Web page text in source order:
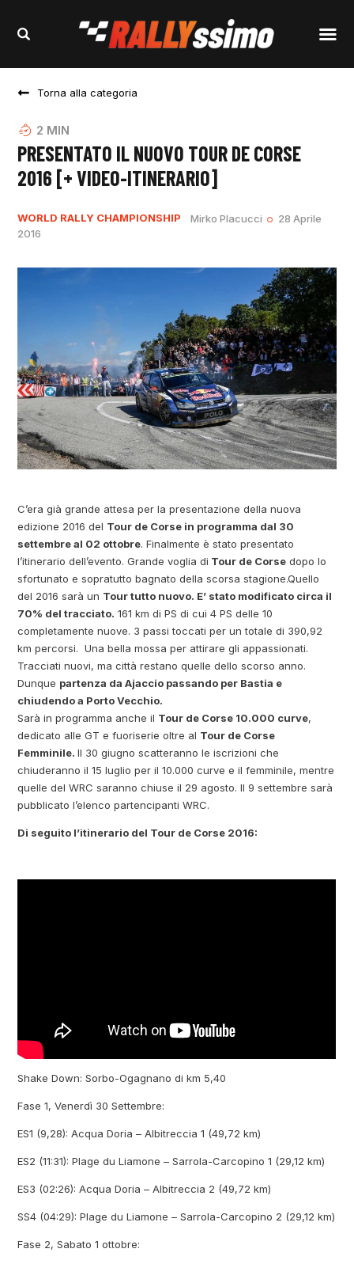
Torna alla categoria
2 MIN
PRESENTATO IL NUOVO TOUR DE CORSE
2016 [+ VIDEO-ITINERARIO]
WORLD RALLY CHAMPIONSHIP Mirko Placucci
28 Aprile
2016
C’era già grande attesa per la presentazione della nuova
edizione 2016 del Tour de Corse in programma dal 30
settembre al 02 ottobre. Finalmente è stato presentato
l’itinerario dell’evento. Grande voglia di Tour de Corse dopo lo
sfortunato e sopratutto bagnato della scorsa stagione.Quello
del 2016 sarà un Tour tutto nuovo. E’ stato modificato circa il
70% del tracciato. 161 km di PS di cui 4 PS delle 10
completamente nuove. 3 passi toccati per un totale di 390,92
km percorsi. Una bella mossa per attirare gli appassionati.
Tracciati nuovi, ma città restano quelle dello scorso anno.
Dunque partenza da Ajaccio passando per Bastia e
chiudendo a Porto Vecchio.
Sarà in programma anche il Tour de Corse 10.000 curve,
dedicato alle GT e fuoriserie oltre al Tour de Corse
Femminile.Il 30 giugno scatteranno le iscrizioni che
chiuderanno il 15 luglio per il 10.000 curve e il femminile, mentre
quelle del WRC saranno chiuse il 29 agosto. Il 9 settembre sarà
pubblicato l’elenco partencipanti WRC.
Di seguito l’itinerario del Tour de Corse 2016:
Shake Down: Sorbo-Ogagnano di km 5,40
Fase 1, Venerdì 30 Settembre:
ES1 (9,28): Acqua Doria – Albitreccia 1 (49,72 km)
ES2 (11:31): Plage du Liamone – Sarrola-Carcopino 1 (29,12 km)
ES3 (02:26): Acqua Doria – Albitreccia 2 (49,72 km)
SS4 (04:29): Plage du Liamone – Sarrola-Carcopino 2 (29,12 km)
Fase 2, Sabato 1 ottobre: